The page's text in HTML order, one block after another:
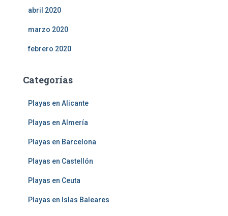
abril 2020
marzo 2020
febrero 2020
Categorías
Playas en Alicante
Playas en Almería
Playas en Barcelona
Playas en Castellón
Playas en Ceuta
Playas en Islas Baleares